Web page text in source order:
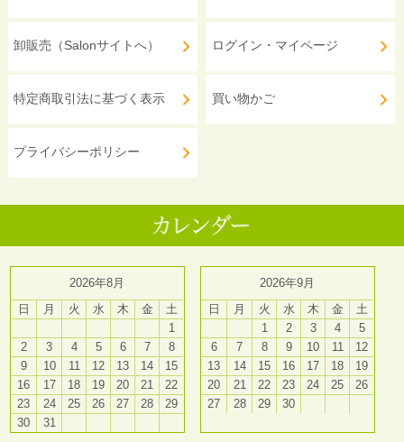
卸販売（Salonサイトへ）
特定商取引法に基づく表示
プライバシーポリシー
ログイン・マイページ
買い物かご
2026年8月
日
月 火 水 木 金
土
1
2
3 4 5 6 7
8
9
10 11 12 13 14
15
16
17 18 19 20 21
22
23
24 25 26 27 28
29
30
31
2026年9月
日
月 火 水 木 金
土
1
2 3 4
5
6
7 8 9 10 11
12
13
14 15 16 17 18
19
20
21 22 23 24 25
26
27
28 29 30